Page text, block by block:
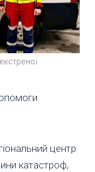
центр
катастроф,